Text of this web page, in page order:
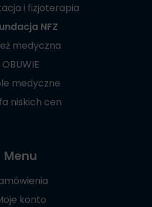
i fizjoterapia
NFZ
medyczna
OBUWIE
medyczne
niskich cen
Menu
konto